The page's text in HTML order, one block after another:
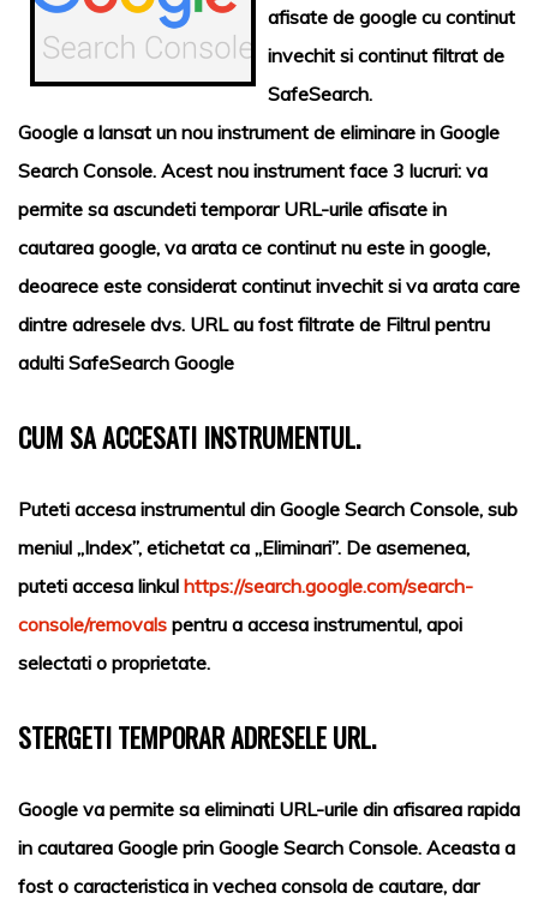
afisate de google cu continut
invechit si continut filtrat de
SafeSearch.
Google a lansat un nou instrument de eliminare in Google
Search Console. Acest nou instrument face 3 lucruri: va
permite sa ascundeti temporar URL-urile afisate in
cautarea google, va arata ce continut nu este in google,
deoarece este considerat continut invechit si va arata care
dintre adresele dvs. URL au fost filtrate de Filtrul pentru
adulti SafeSearch Google
CUM SA ACCESATI INSTRUMENTUL.
Puteti accesa instrumentul din Google Search Console, sub
meniul „Index”, etichetat ca „Eliminari”. De asemenea,
puteti accesa linkul https://search.google.com/search-
console/removals pentru a accesa instrumentul, apoi
selectati o proprietate.
STERGETI TEMPORAR ADRESELE URL.
Google va permite sa eliminati URL-urile din afisarea rapida
in cautarea Google prin Google Search Console. Aceasta a
fost o caracteristica in vechea consola de cautare, dar